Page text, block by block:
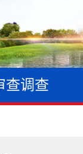
查调查